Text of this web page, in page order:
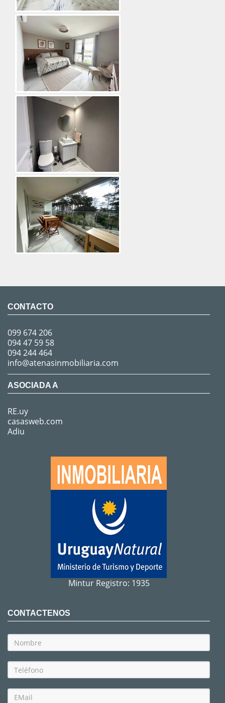
CONTACTO
099 674 206
094 47 59 58
094 244 464
info@atenasinmobiliaria.com
ASOCIADA A
RE.uy
casasweb.com
Adiu
Mintur Registro: 1935
CONTACTENOS